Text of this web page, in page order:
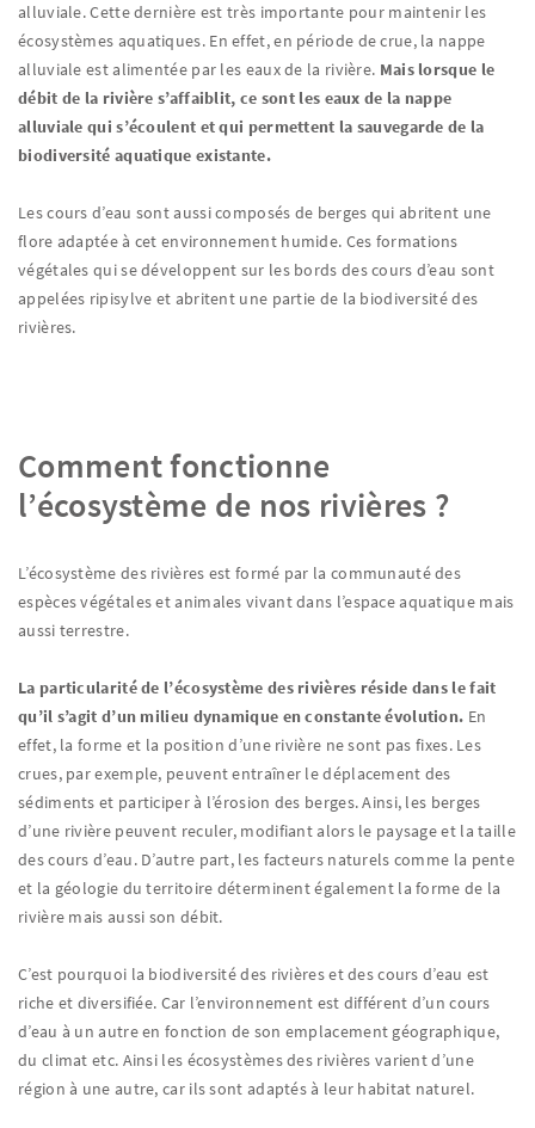
alluviale. Cette dernière est très importante pour maintenir les
écosystèmes aquatiques. En effet, en période de crue, la nappe
alluviale est alimentée par les eaux de la rivière. Mais lorsque le
débit de la rivière s’affaiblit, ce sont les eaux de la nappe
alluviale qui s’écoulent et qui permettent la sauvegarde de la
biodiversité aquatique existante.
Les cours d’eau sont aussi composés de berges qui abritent une
flore adaptée à cet environnement humide. Ces formations
végétales qui se développent sur les bords des cours d’eau sont
appelées ripisylve et abritent une partie de la biodiversité des
rivières.
Comment fonctionne
l’écosystème de nos rivières ?
L’écosystème des rivières est formé par la communauté des
espèces végétales et animales vivant dans l’espace aquatique mais
aussi terrestre.
La particularité de l’écosystème des rivières réside dans le fait
qu’il s’agit d’un milieu dynamique en constante évolution. En
effet, la forme et la position d’une rivière ne sont pas fixes. Les
crues, par exemple, peuvent entraîner le déplacement des
sédiments et participer à l’érosion des berges. Ainsi, les berges
d’une rivière peuvent reculer, modifiant alors le paysage et la taille
des cours d’eau. D’autre part, les facteurs naturels comme la pente
et la géologie du territoire déterminent également la forme de la
rivière mais aussi son débit.
C’est pourquoi la biodiversité des rivières et des cours d’eau est
riche et diversifiée. Car l’environnement est différent d’un cours
d’eau à un autre en fonction de son emplacement géographique,
du climat etc. Ainsi les écosystèmes des rivières varient d’une
région à une autre, car ils sont adaptés à leur habitat naturel.